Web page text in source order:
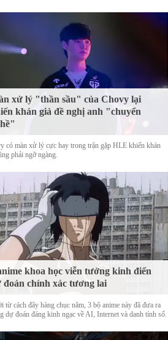
xử lý "thần sầu" của Chovy lại
khán giả đề nghị anh "chuyển
có màn xử lý cực hay trong trận gặp HLE khiến khán
phải ngỡ ngàng.
khoa học viễn tưởng kinh điển
đoán chính xác tương lai
từ cách đây hàng chục năm, 3 bộ anime này đã đưa ra
dự đoán đáng kinh ngạc về AI, Internet và danh tính số.